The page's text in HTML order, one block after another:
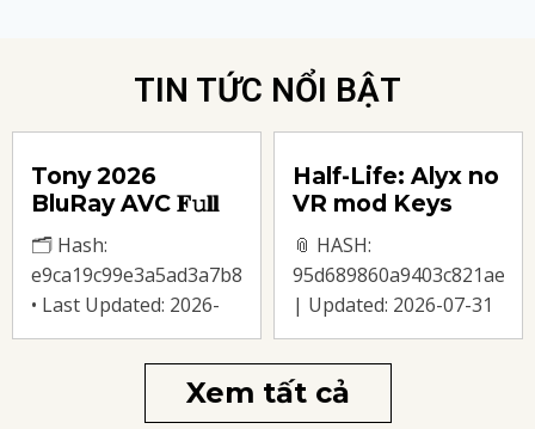
TIN TỨC NỔI BẬT
Tony 2026
BluRay AVC 𝐅𝚞𝐥𝐥
𝐌𝐨𝚟𝐢𝐞 Atmos 4K
torrent
🗂 Hash:
e9ca19c99e3a5ad3a7b8190cbb0dc13c
• Last Updated: 2026-
07-31 Verify Video
Bitrate: 50+ Mbps
Half-Life: Alyx no
VR mod Keys
FLT Release
Verified
Windows
📎 HASH:
| Updated: 2026-07-31
Verify Processor: next-
gen chip for heavy
physics processing
Xem tất cả